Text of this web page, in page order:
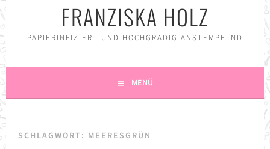
FRANZISKA HOLZ
PAPIERINFIZIERT UND HOCHGRADIG ANSTEMPELND
MENÜ
SCHLAGWORT: MEERESGRÜN